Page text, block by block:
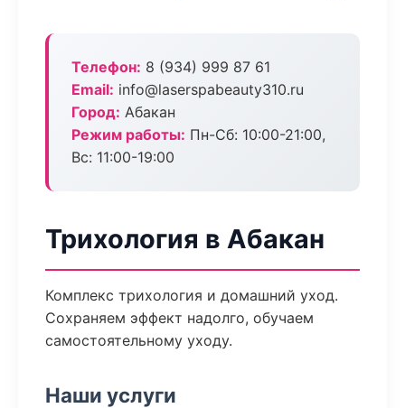
Телефон: 8 (934) 999 87 61
Email: info@laserspabeauty310.ru
Город: Абакан
Режим работы: Пн-Сб: 10:00-21:00,
Вс: 11:00-19:00
Трихология в Абакан
Комплекс трихология и домашний уход.
Сохраняем эффект надолго, обучаем
самостоятельному уходу.
Наши услуги